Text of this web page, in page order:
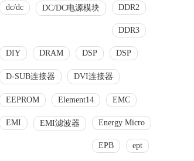
dc/dc DC/DC电源模块 DDR2
DDR3
DIY DRAM DSP DSP
D-SUB连接器 DVI连接器
EEPROM Element14 EMC
EMI EMI滤波器 Energy Micro
EPB ept